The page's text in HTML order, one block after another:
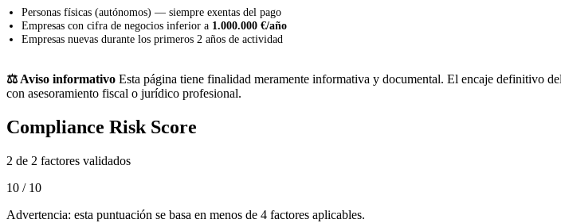
Personas físicas (autónomos) — siempre exentas del pago
Empresas con cifra de negocios inferior a 1.000.000 €/año
Empresas nuevas durante los primeros 2 años de actividad
⚖️ Aviso informativo Esta página tiene finalidad meramente informativa y documental. El encaje definitivo
con asesoramiento fiscal o jurídico profesional.
Compliance Risk Score
2 de 2 factores validados
10 / 10
Advertencia: esta puntuación se basa en menos de 4 factores aplicables.